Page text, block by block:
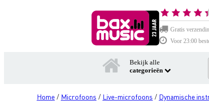
Gratis
Voor 23:00
Bekijk alle
categorieën
Home / Microfoons / Live-microfoons / Dynamische